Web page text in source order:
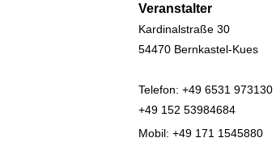
Veranstalter
Kardinalstraße 30
54470 Bernkastel-Kues
Telefon: +49 6531 973130
+49 152 53984684
Mobil: +49 171 1545880